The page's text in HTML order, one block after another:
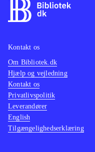
Kontakt os
Om Bibliotek.dk
Hjælp og vejledning
Kontakt os
Privatlivspolitik
Leverandører
English
Tilgængelighedserklæring